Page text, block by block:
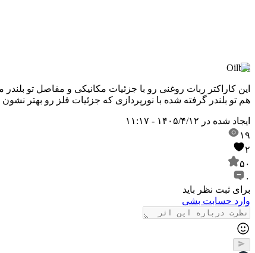
Oilbot
این کاراکتر ربات روغنی رو با جزئیات مکانیکی و مفاصل تو
هم تو بلندر گرفته شده با نورپردازی که جزئیات فلز رو بهتر نشون
ایجاد شده در ۱۴۰۵/۴/۱۲ - ۱۱:۱۷
۱۹
۲
۵۰
۰
برای ثبت نظر باید
وارد حسابت بشی